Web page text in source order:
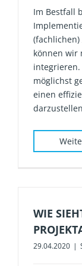
Im Bestfall
können wir
möglichst
einen
WIE
29.04.2020 |